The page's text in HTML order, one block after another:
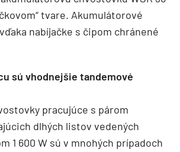
tvare. Akumulátorové
nabíjačke s čipom chránené
sú vhodnejšie tandemové
pracujúce s párom
dlhých listov vedených
1 600 W sú v mnohých prípadoch